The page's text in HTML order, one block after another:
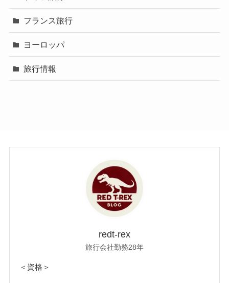
フランス旅行
ヨーロッパ
旅行情報
redt-rex
旅行会社勤務28年
＜資格＞